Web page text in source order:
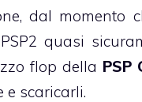
dal momento
quasi
flop della PSP
e scaricarli.